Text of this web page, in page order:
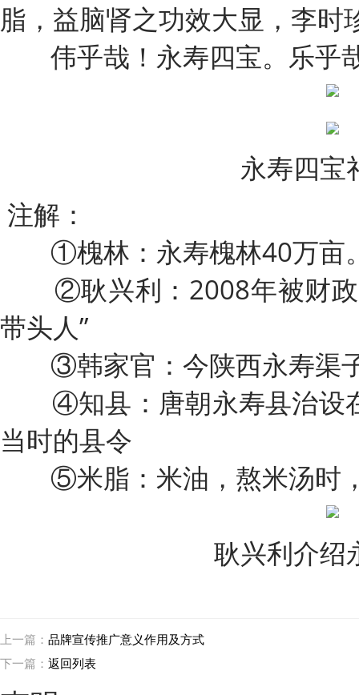
脂，益脑肾之功效大显，李时
伟乎哉！永寿四宝。乐乎
永寿四宝
注解：
①槐林：永寿槐林40万亩
②耿兴利：2008年被财政
带头人”
③韩家官：今陕西永寿渠
④知县：唐朝永寿县治设
当时的县令
⑤米脂：米油，熬米汤时
耿兴利介绍
上一篇： 品牌宣传推广意义作用及方式
下一篇： 返回列表